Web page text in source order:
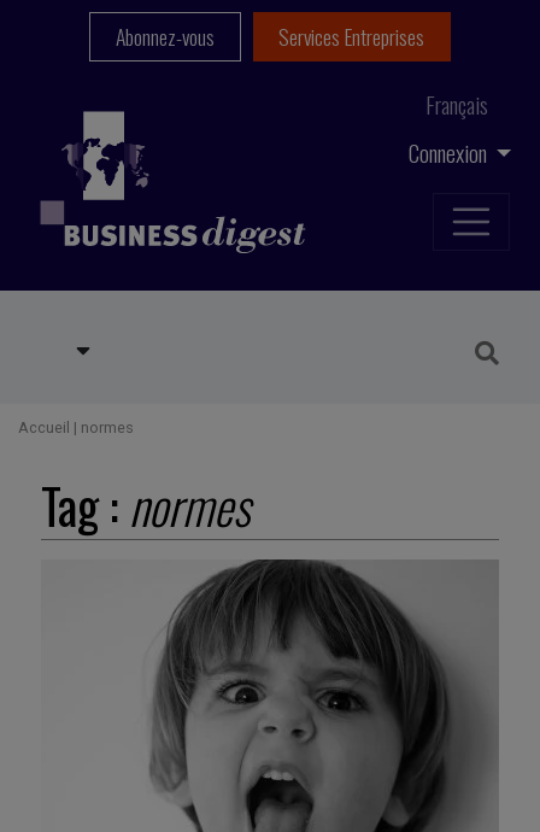
Connexion
Français
Abonnez-vous Services Entreprises
Accueil | normes
Tag :normes